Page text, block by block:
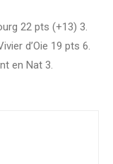
22 pts (+13) 3.
d’Oie 19 pts 6.
en Nat 3.